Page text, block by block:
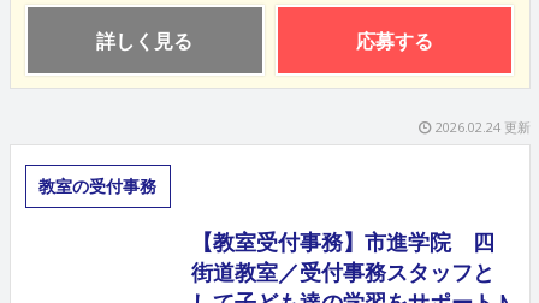
詳しく見る 応募する
2026.02.24 更新
教室の受付事務
【教室受付事務】市進学院 四
街道教室／受付事務スタッフと